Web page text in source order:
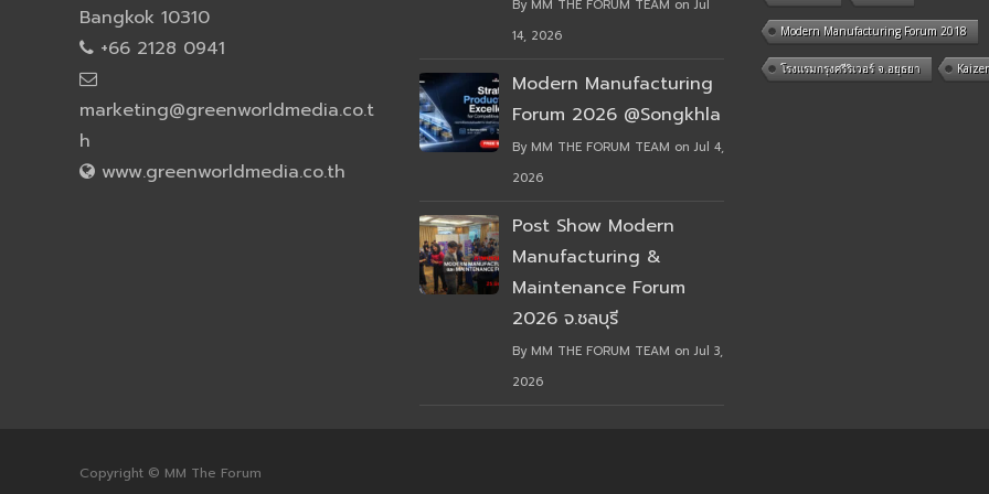
Bangkok 10310
+66 2128 0941
marketing@greenworldmedia.co.t
h
www.greenworldmedia.co.th
By MM THE FORUM TEAM on Jul
14, 2026
Modern Manufacturing
Forum 2026 @Songkhla
By MM THE FORUM TEAM on Jul 4,
2026
Post Show Modern
Manufacturing &
Maintenance Forum
2026 จ.ชลบุรี
By MM THE FORUM TEAM on Jul 3,
2026
Modern Manufacturing Forum 2018
โรงแรมกรุงศรีริเวอร์ จ.อยุธยา
Copyright © MM The Forum